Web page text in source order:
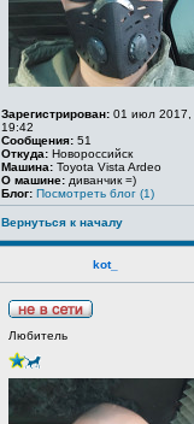
Зарегистрирован: 01 июл 2017,
19:42
Сообщения: 51
Откуда: Новороссийск
Машина: Toyota Vista Ardeo
О машине: диванчик =)
Блог: Посмотреть блог (1)
Вернуться к началу
kot_
Любитель